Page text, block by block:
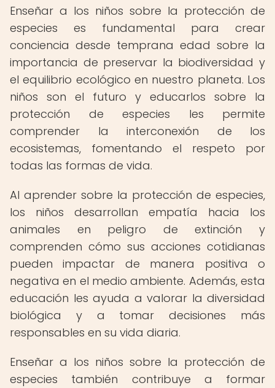
Enseñar a los niños sobre la protección de
especies es fundamental para crear
conciencia desde temprana edad sobre la
importancia de preservar la biodiversidad y
el equilibrio ecológico en nuestro planeta. Los
niños son el futuro y educarlos sobre la
protección de especies les permite
comprender la interconexión de los
ecosistemas, fomentando el respeto por
todas las formas de vida.
Al aprender sobre la protección de especies,
los niños desarrollan empatía hacia los
animales en peligro de extinción y
comprenden cómo sus acciones cotidianas
pueden impactar de manera positiva o
negativa en el medio ambiente. Además, esta
educación les ayuda a valorar la diversidad
biológica y a tomar decisiones más
responsables en su vida diaria.
Enseñar a los niños sobre la protección de
especies también contribuye a formar